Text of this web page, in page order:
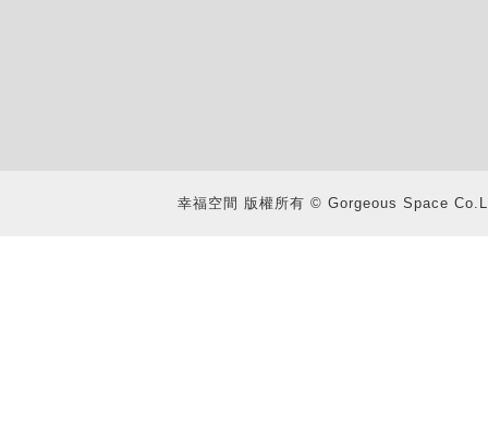
幸福空間 版權所有 © Gorgeous Space